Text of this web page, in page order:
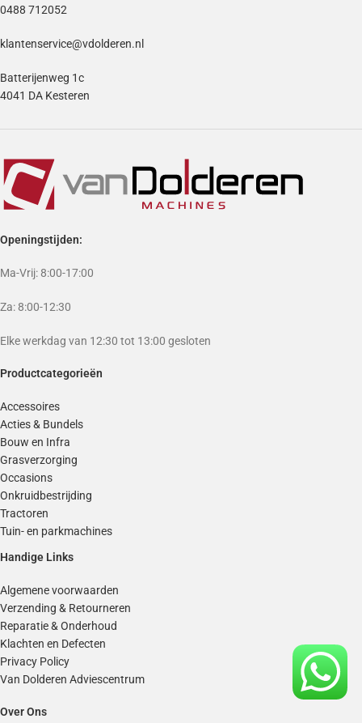
0488 712052
klantenservice@vdolderen.nl
Batterijenweg 1c
4041 DA Kesteren
Openingstijden:
Ma-Vrij: 8:00-17:00
Za: 8:00-12:30
Elke werkdag van 12:30 tot 13:00 gesloten
Productcategorieën
Accessoires
Acties & Bundels
Bouw en Infra
Grasverzorging
Occasions
Onkruidbestrijding
Tractoren
Tuin- en parkmachines
Handige Links
Algemene voorwaarden
Verzending & Retourneren
Reparatie & Onderhoud
Klachten en Defecten
Privacy Policy
Van Dolderen Adviescentrum
Over Ons